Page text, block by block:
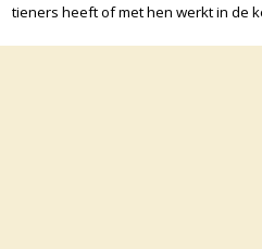
tieners heeft of met hen werkt in de